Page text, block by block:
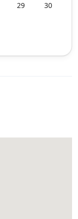
29 30